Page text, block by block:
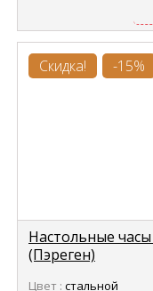
Скидка! -15%
Настольные
(Пэреген)
Цвет : стальной